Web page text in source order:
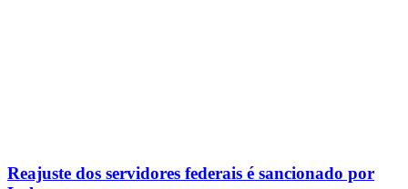
Reajuste dos servidores federais é sancionado por